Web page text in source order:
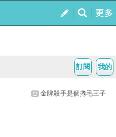
我的
訂閱
金牌殺手是個捲毛王子